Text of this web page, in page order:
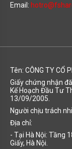
Email:
Tên: CÔNG TY CỔ
Giấy chứng nhận
Kế Hoạch Đầu Tư
13/09/2005.
Người chịu trách
Địa chỉ:
- Tại Hà Nội: Tầng
Giấy, Hà Nội.